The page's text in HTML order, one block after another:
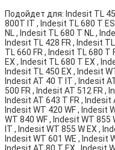
Подойдет для: Indesit TL
800T IT , Indesit TL 680 T
NL , Indesit TL 680 T NL ,
Indesit TL 428 FR , Indesit
TL 660 FR , Indesit TL 680 T
EX , Indesit TL 680 T EX ,
Indesit TL 450 EX , Indesit
Indesit AT 40 T IT , Indesit
500 FR , Indesit AT 512 FR ,
Indesit AT 643 T FR , Indesit
Indesit WT 420 WF , Indesit
WT 840 WF , Indesit WT 855
IT , Indesit WT 855 W EX ,
Indesit WT 601 WE , Indesit
Indesit AT 80 T EX , Indesit